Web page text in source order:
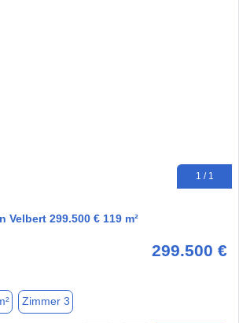
1 / 1
Velbert 299.500 € 119 m²
299.500 €
Zimmer 3